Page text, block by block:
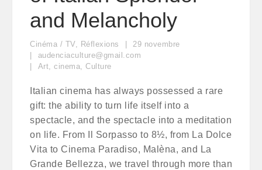
and Melancholy
Cinéma / TV, Réflexions 29 novembre
audenciaculture@gmail.com
Art, cinema, Culture
Italian cinema has always possessed a rare
gift: the ability to turn life itself into a
spectacle, and the spectacle into a meditation
on life. From Il Sorpasso to 8½, from La Dolce
Vita to Cinema Paradiso, Malèna, and La
Grande Bellezza, we travel through more than